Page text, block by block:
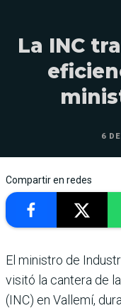
La INC
6
Compartir en redes
El ministro de
visitó la cantera de
(INC) en Vallemí,